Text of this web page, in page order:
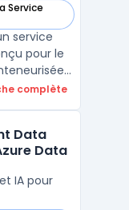
Service
cette catégorie
service
pour le
des
sur
complète
Data
Data
IA pour